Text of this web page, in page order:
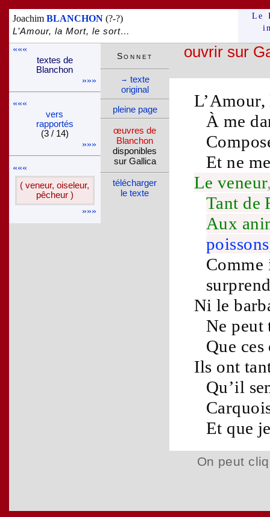
JoachimBLANCHON (?-?)
L’Amour, la Mort, le sort…
Le
«««
textes de
Blan­chon
»»»
«««
vers
rappor­tés
(3 / 14)
»»»
«««
( veneur, oiseleur,
pêcheur )
»»»
ouvrir sur
L’Amour,
À me
Et ne
Le veneur
Tant de
Aux
poissons
Comme
Ni le
Ne peut
Que ces
Ils ont
Qu’il
Et que
On peut
Son­net
→ texte
ori­ginal
pleine page
œuvres de
Blan­chon
dispo­nibles
sur Gallica
télé­charger
le texte